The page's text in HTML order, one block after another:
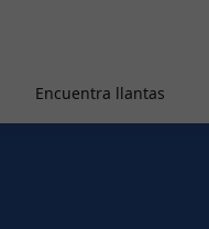
Encuentra llantas